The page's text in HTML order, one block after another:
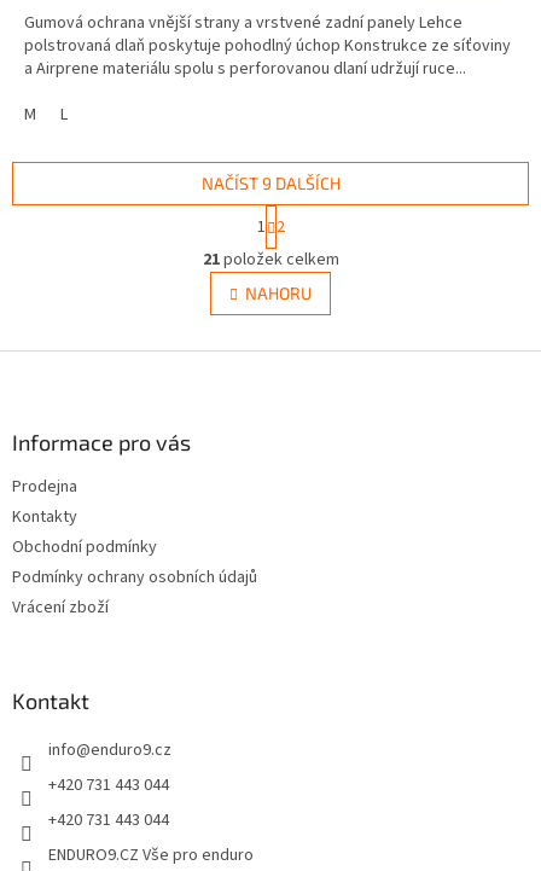
Gumová ochrana vnější strany a vrstvené zadní panely Lehce
polstrovaná dlaň poskytuje pohodlný úchop Konstrukce ze síťoviny
a Airprene materiálu spolu s perforovanou dlaní udržují ruce...
M
L
O
v
l
á
NAČÍST 9 DALŠÍCH
S
t
r
á
n
k
v
1 2
21položek celkem
NAHORU
Informace pro vás
Prodejna
Kontakty
Obchodní podmínky
Podmínky ochrany osobních údajů
Vrácení zboží
Kontakt
info@enduro9.cz
+420 731 443 044
+420 731 443 044
ENDURO9.CZ Vše pro enduro